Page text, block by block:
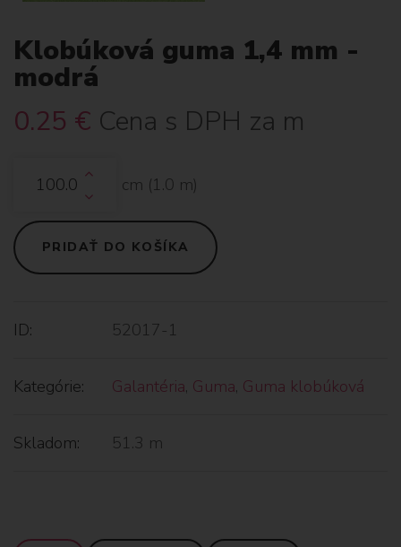
Klobúková guma 1,4 mm -
modrá
0.25 € Cena s DPH za m
cm (1.0 m)
PRIDAŤ DO KOŠÍKA
ID: 52017-1
Kategórie: Galantéria, Guma, Guma klobúková
Skladom: 51.3 m